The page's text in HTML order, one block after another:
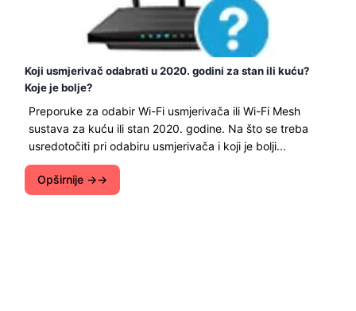
Koji usmjerivač odabrati u 2020. godini za stan ili kuću?
Koje je bolje?
Preporuke za odabir Wi-Fi usmjerivača ili Wi-Fi Mesh
sustava za kuću ili stan 2020. godine. Na što se treba
usredotočiti pri odabiru usmjerivača i koji je bolji...
Opširnije →